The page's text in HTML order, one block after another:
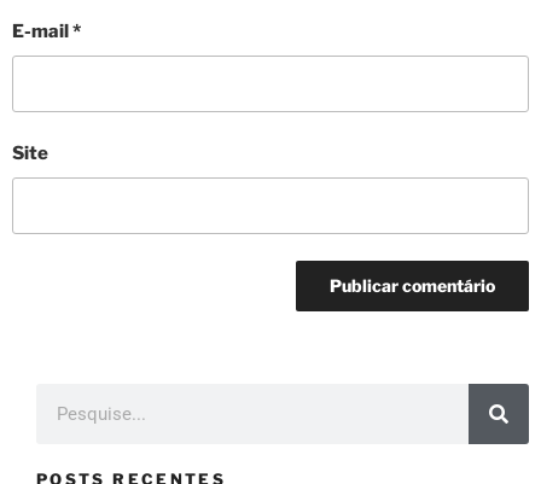
E-mail*
Site
POSTS RECENTES